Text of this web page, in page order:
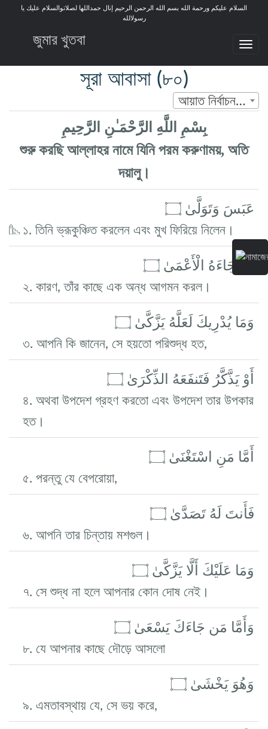
السلام عليكم ورحمة الله بسم الله الرحمن الرحيم إنال حمداللها لصلاتوالسلام عليك يا
رسولالله
জুমার খুতবা
সূরা আবাসা (৮০)
আয়াত নির্বাচন করুন
بِسْمِ اللَّهِ الرَّحْمَـٰنِ الرَّحِيمِ
শুরু করছি আল্লাহর নামে যিনি পরম করুণাময়, অতি
দয়ালু।
عَبَسَ وَتَوَلَّىٰ ۝
১. তিনি ভ্রূকুঞ্চিত করলেন এবং মুখ ফিরিয়ে নিলেন।
أَن جَاءَهُ الْأَعْمَىٰ ۝
২. কারণ, তাঁর কাছে এক অন্ধ আগমন করল।
وَمَا يُدْرِيكَ لَعَلَّهُ يَزَّكَّىٰ ۝
৩. আপনি কি জানেন, সে হয়তো পরিশুদ্ধ হত,
أَوْ يَذَّكَّرُ فَتَنفَعَهُ الذِّكْرَىٰ ۝
৪. অথবা উপদেশ গ্রহণ করতো এবং উপদেশ তার উপকার
হত।
أَمَّا مَنِ اسْتَغْنَىٰ ۝
৫. পরন্তু যে বেপরোয়া,
فَأَنتَ لَهُ تَصَدَّىٰ ۝
৬. আপনি তার চিন্তায় মশগুল।
وَمَا عَلَيْكَ أَلَّا يَزَّكَّىٰ ۝
৭. সে শুদ্ধ না হলে আপনার কোন দোষ নেই।
وَأَمَّا مَن جَاءَكَ يَسْعَىٰ ۝
৮. যে আপনার কাছে দৌড়ে আসলো
وَهُوَ يَخْشَىٰ ۝
৯. এমতাবস্থায় যে, সে ভয় করে,